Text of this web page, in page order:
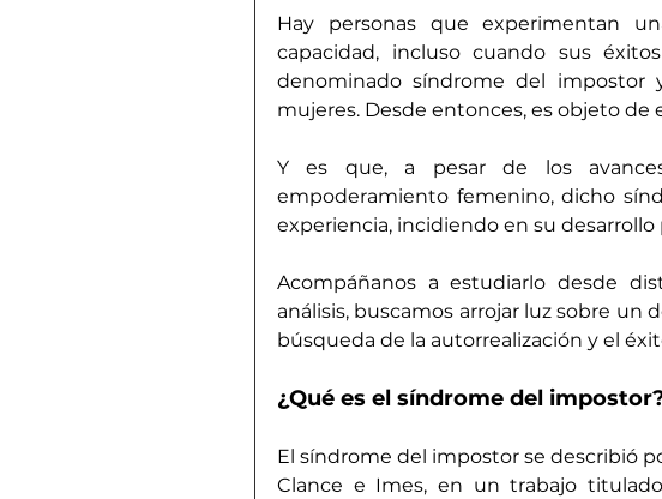
Hay personas que experimentan
capacidad, incluso cuando sus
denominado síndrome del impostor
mujeres. Desde entonces, es objeto de
Y es que, a pesar de los
empoderamiento femenino, dicho
experiencia, incidiendo en su desarrollo
Acompáñanos a estudiarlo desde
análisis, buscamos arrojar luz sobre un
búsqueda de la autorrealización y el
¿Qué es el síndrome del
El síndrome del impostor se describió
Clance e Imes, en un trabajo titulado